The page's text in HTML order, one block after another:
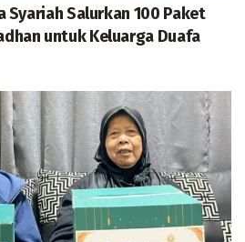
Syariah Salurkan 100 Paket
untuk Keluarga Duafa